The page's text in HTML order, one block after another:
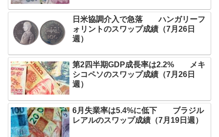
日米協調介入で急落 ハンガリーフ
ォリントのスワップ成績（7月26日
週）
第2四半期GDP成長率は2.2% メキ
シコペソのスワップ成績（7月26日
週）
6月失業率は5.4%に低下 ブラジル
レアルのスワップ成績（7月19日週）